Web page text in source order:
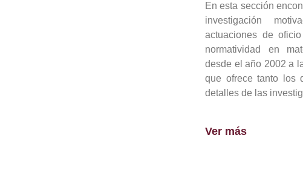
En esta sección
investigación
actuaciones de
normatividad en
desde el año 2002 a
que ofrece tanto los
detalles de las
Ver más